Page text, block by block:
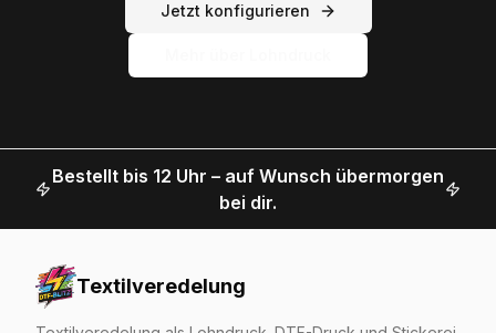
Jetzt konfigurieren
Bestellt bis 12 Uhr – auf Wunsch übermorgen
bei dir.
Textilveredelung